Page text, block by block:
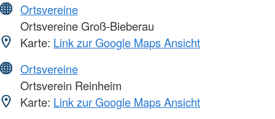
Ortsvereine
Ortsvereine Groß-Bieberau
Karte: Link zur Google Maps Ansicht
Ortsvereine
Ortsverein Reinheim
Karte: Link zur Google Maps Ansicht